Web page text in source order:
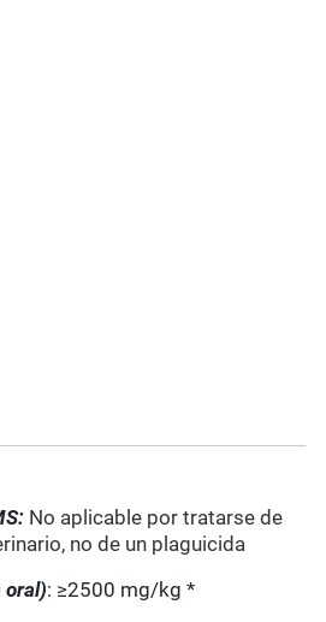
No aplicable por tratarse de
no de un plaguicida
oral): ≥2500 mg/kg *